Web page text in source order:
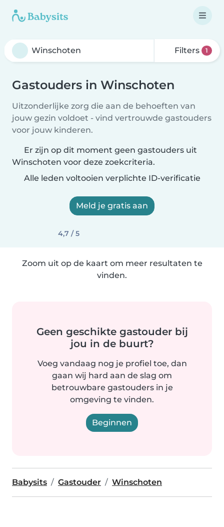
Filters 1
Gastouders in Winschoten
Uitzonderlijke zorg die aan de behoeften van
jouw gezin voldoet - vind vertrouwde gastouders
voor jouw kinderen.
Er zijn op dit moment geen gastouders uit
Winschoten voor deze zoekcriteria.
Alle leden voltooien verplichte ID-verificatie
Meld je gratis aan
4,7 / 5
Zoom uit op de kaart om meer resultaten te
vinden.
Geen geschikte gastouder bij
jou in de buurt?
Voeg vandaag nog je profiel toe, dan
gaan wij hard aan de slag om
betrouwbare gastouders in je
omgeving te vinden.
Beginnen
Babysits Gastouder Winschoten